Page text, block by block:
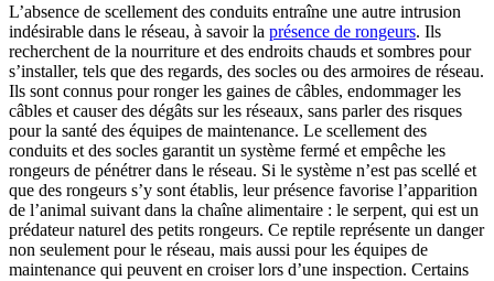
L’absence de scellement des conduits entraîne une autre intrusion
indésirable dans le réseau, à savoir la présence de rongeurs. Ils
recherchent de la nourriture et des endroits chauds et sombres pour
s’installer, tels que des regards, des socles ou des armoires de réseau.
Ils sont connus pour ronger les gaines de câbles, endommager les
câbles et causer des dégâts sur les réseaux, sans parler des risques
pour la santé des équipes de maintenance. Le scellement des
conduits et des socles garantit un système fermé et empêche les
rongeurs de pénétrer dans le réseau. Si le système n’est pas scellé et
que des rongeurs s’y sont établis, leur présence favorise l’apparition
de l’animal suivant dans la chaîne alimentaire : le serpent, qui est un
prédateur naturel des petits rongeurs. Ce reptile représente un danger
non seulement pour le réseau, mais aussi pour les équipes de
maintenance qui peuvent en croiser lors d’une inspection. Certains